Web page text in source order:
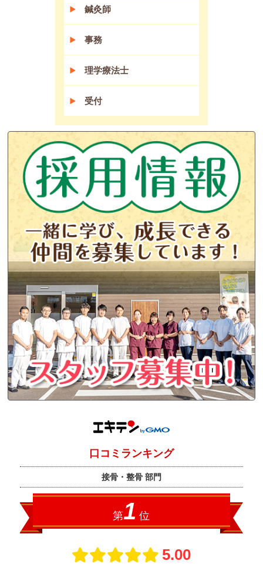
鍼灸師
事務
理学療法士
受付